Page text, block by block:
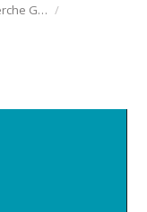
Journée de la recherche Gabriel L. Plaa /